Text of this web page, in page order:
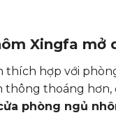
Xingfa mở
thích hợp với
thông thoáng
phòng ngủ